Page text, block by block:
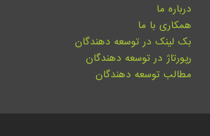
درباره ما
همکاری با ما
بک لینک در توسعه دهندگان
رپورتاژ در توسعه دهندگان
مطالب توسعه دهندگان